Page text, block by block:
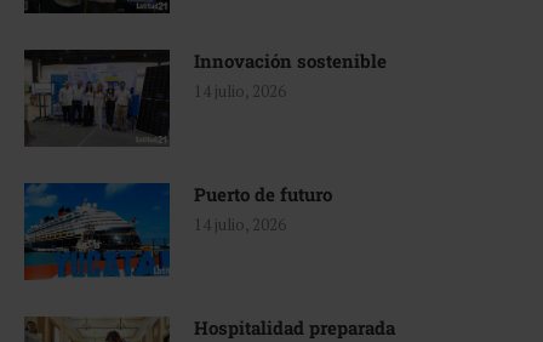
Innovación sostenible
14 julio, 2026
Puerto de futuro
14 julio, 2026
Hospitalidad preparada